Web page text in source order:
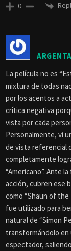
0
La película no es
mixtura de todas
por los acentos a
crítica negativa
vista por cada
Personalmente, vi
de vista referencial
completamente
“Americano”. Ante
acción, cubren ese
como “Shaun of
fue utilizado para
natural de “Simon
transformándolo en
espectador,